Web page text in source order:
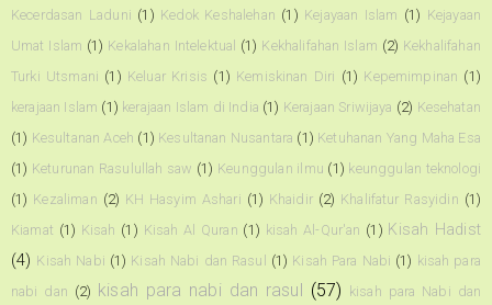
Kecerdasan Laduni (1) Kedok Keshalehan (1) Kejayaan Islam (1) Kejayaan
Umat Islam (1) Kekalahan Intelektual (1) Kekhalifahan Islam (2) Kekhalifahan
Turki Utsmani (1) Keluar Krisis (1) Kemiskinan Diri (1) Kepemimpinan (1)
kerajaan Islam (1) kerajaan Islam di India (1) Kerajaan Sriwijaya (2) Kesehatan
(1) Kesultanan Aceh (1) Kesultanan Nusantara (1) Ketuhanan Yang Maha Esa
(1) Keturunan Rasulullah saw (1) Keunggulan ilmu (1) keunggulan teknologi
(1) Kezaliman (2) KH Hasyim Ashari (1) Khaidir (2) Khalifatur Rasyidin (1)
Kiamat (1) Kisah (1) Kisah Al Quran (1) kisah Al-Qur'an (1) Kisah Hadist
(4) Kisah Nabi (1) Kisah Nabi dan Rasul (1) Kisah Para Nabi (1) kisah para
nabi dan (2) kisah para nabi dan rasul (57) kisah para Nabi dan